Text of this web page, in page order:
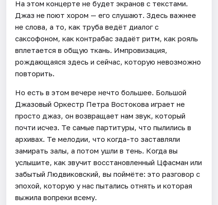
На этом концерте не будет экранов с текстами.
Джаз не поют хором — его слушают. Здесь важнее
не слова, а то, как труба ведёт диалог с
саксофоном, как контрабас задаёт ритм, как рояль
вплетается в общую ткань. Импровизация,
рождающаяся здесь и сейчас, которую невозможно
повторить.
Но есть в этом вечере нечто большее. Большой
Джазовый Оркестр Петра Востокова играет не
просто джаз, он возвращает нам звук, который
почти исчез. Те самые партитуры, что пылились в
архивах. Те мелодии, что когда-то заставляли
замирать залы, а потом ушли в тень. Когда вы
услышите, как звучит восстановленный Цфасман или
забытый Людвиковский, вы поймёте: это разговор с
эпохой, которую у нас пытались отнять и которая
выжила вопреки всему.